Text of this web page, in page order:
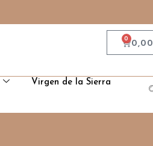
0,00
0
Virgen de la Sierra